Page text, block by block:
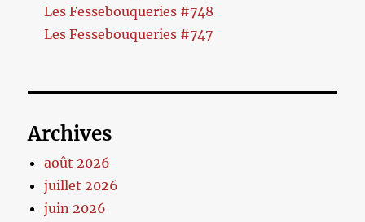
Les Fessebouqueries #748
Les Fessebouqueries #747
Archives
août 2026
juillet 2026
juin 2026